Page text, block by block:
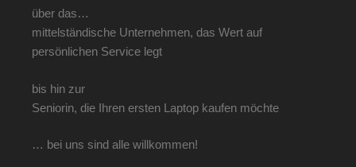
über das…
mittelständische Unternehmen, das Wert auf
persönlichen Service legt
bis hin zur
Seniorin, die Ihren ersten Laptop kaufen möchte
… bei uns sind alle willkommen!